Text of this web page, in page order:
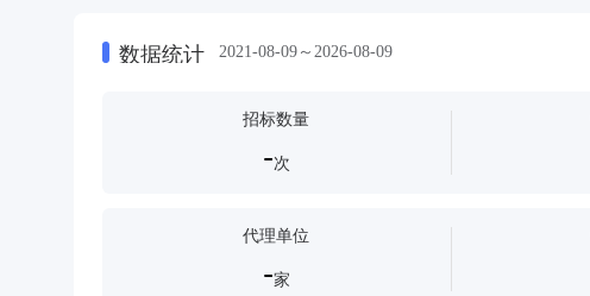
数据统计 2021-08-09～2026-08-09
招标数量
-次
代理单位
-家